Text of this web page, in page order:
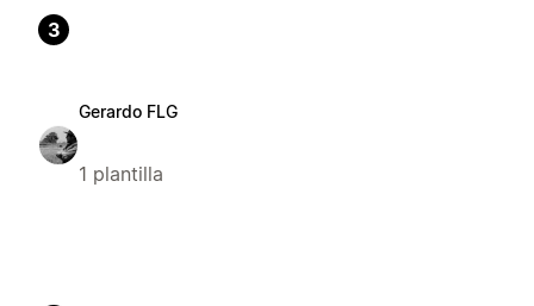
3
Gerardo FLG
1 plantilla